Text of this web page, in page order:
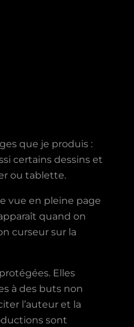
que je produis :
certains dessins et
ou tablette.
vue en pleine page
quand on
curseur sur la
Elles
à des buts non
l’auteur et la
sont